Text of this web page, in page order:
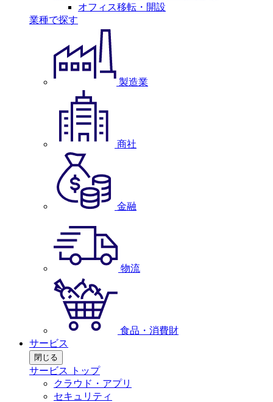
オフィス移転・開設
業種で探す
製造業
商社
金融
物流
食品・消費財
サービス
閉じる
サービス トップ
クラウド・アプリ
セキュリティ